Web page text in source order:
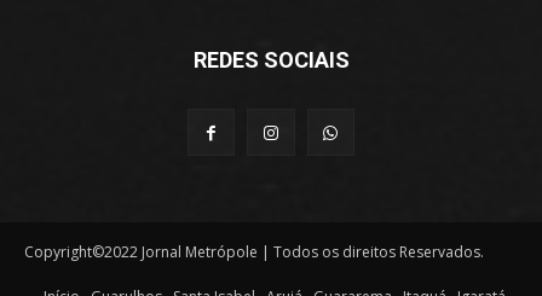
REDES SOCIAIS
Copyright©2022 Jornal Metrópole | Todos os direitos Reservados.